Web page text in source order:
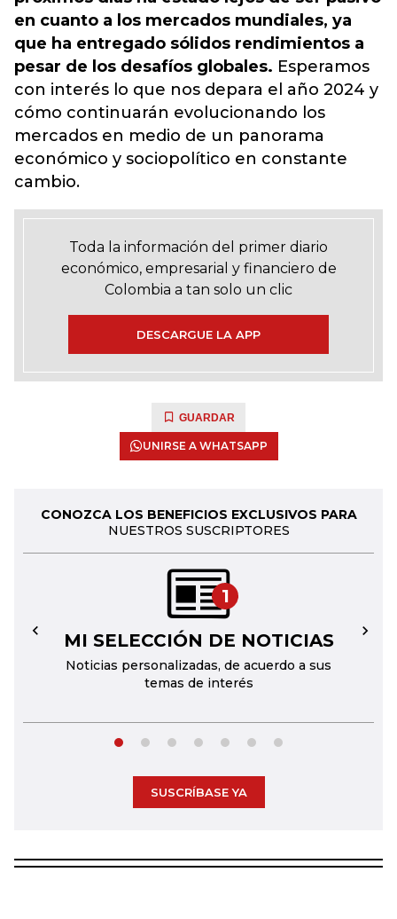
en cuanto a los mercados mundiales, ya
que ha entregado sólidos rendimientos a
pesar de los desafíos globales. Esperamos
con interés lo que nos depara el año 2024 y
cómo continuarán evolucionando los
mercados en medio de un panorama
económico y sociopolítico en constante
cambio.
Toda la información del primer diario
económico, empresarial y financiero de
Colombia a tan solo un clic
DESCARGUE LA APP
GUARDAR
UNIRSE A WHATSAPP
CONOZCA LOS BENEFICIOS EXCLUSIVOS PARA
NUESTROS SUSCRIPTORES
1
MI SELECCIÓN DE NOTICIAS
Noticias personalizadas, de acuerdo a sus
temas de interés
← →
SUSCRÍBASE YA